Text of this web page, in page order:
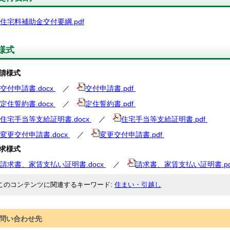
住宅料補助金交付要綱.pdf
式
様式
交付申請書.docx
／
交付申請書.pdf
定住誓約書.docx
／
定住誓約書.pdf
住宅手当等支給証明書.docx
／
住宅手当等支給証明書.pdf
変更交付申請書.docx
／
変更交付申請書.pdf
様式
請求書、家賃支払い証明書.docx
／ 請求書、家賃支払い証明書
のコンテンツに関連するキーワード 住まい・引越し
い合わせ先